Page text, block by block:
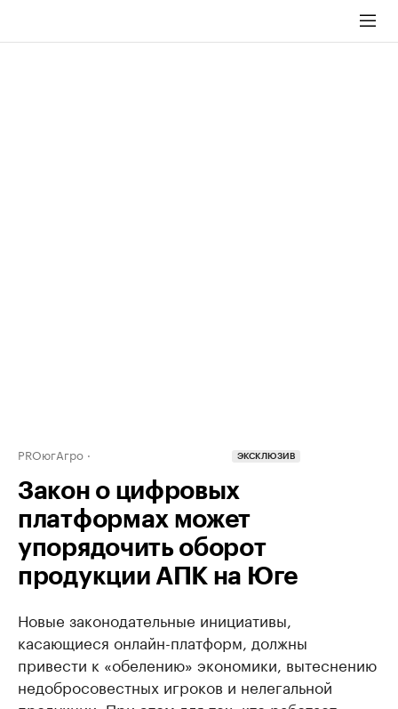
PROюгАгро ЭКСКЛЮЗИВ
Закон о цифровых
платформах может
упорядочить оборот
продукции АПК на Юге
Новые законодательные инициативы,
касающиеся онлайн-платформ, должны
привести к «обелению» экономики, вытеснению
недобросовестных игроков и нелегальной